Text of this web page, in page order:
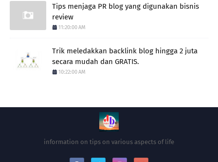
Tips menjaga PR blog yang digunakan bisnis
review
11:20:00 AM
Trik meledakkan backlink blog hingga 2 juta
secara mudah dan GRATIS.
10:22:00 AM
information on tips on various aspects of life